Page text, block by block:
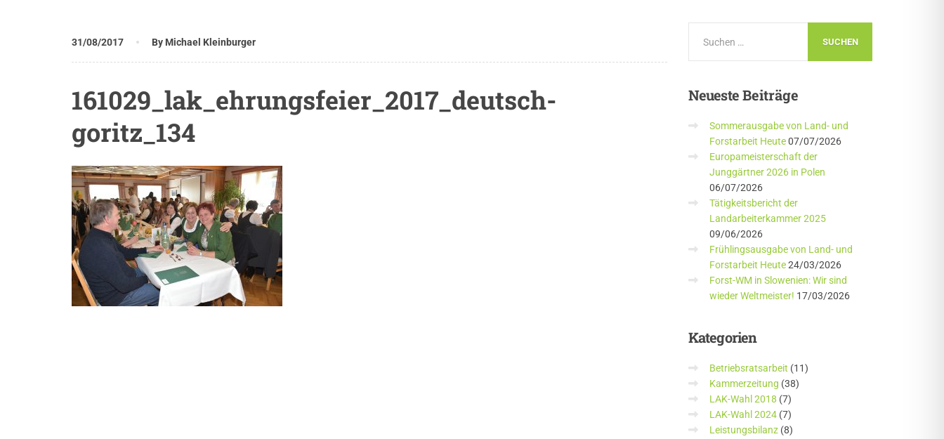
31/08/2017 By Michael Kleinburger
161029_lak_ehrungsfeier_2017_deutsch-
goritz_134
NeuesteBeiträge
Sommerausgabe von Land- und
Forstarbeit Heute 07/07/2026
Europameisterschaft der
Junggärtner 2026 in Polen
06/07/2026
Tätigkeitsbericht der
Landarbeiterkammer 2025
09/06/2026
Frühlingsausgabe von Land- und
Forstarbeit Heute 24/03/2026
Forst-WM in Slowenien: Wir sind
wieder Weltmeister! 17/03/2026
Kategorien
Betriebsratsarbeit (11)
Kammerzeitung (38)
LAK-Wahl 2018 (7)
LAK-Wahl 2024(7)
Leistungsbilanz(8)